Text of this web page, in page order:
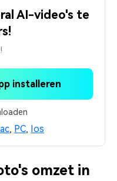
AI-video's te
installeren
, PC, Ios
omzet in